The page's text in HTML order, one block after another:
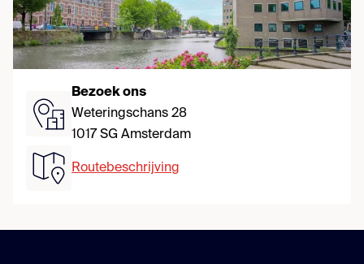
Bezoek ons
Weteringschans 28
1017 SG Amsterdam
Routebeschrijving